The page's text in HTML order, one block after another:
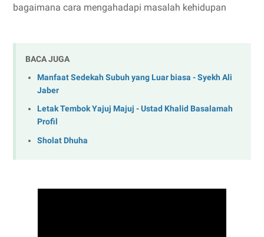
bagaimana cara mengahadapi masalah kehidupan
BACA JUGA
Manfaat Sedekah Subuh yang Luar biasa - Syekh Ali
Jaber
Letak Tembok Yajuj Majuj - Ustad Khalid Basalamah
Profil
Sholat Dhuha